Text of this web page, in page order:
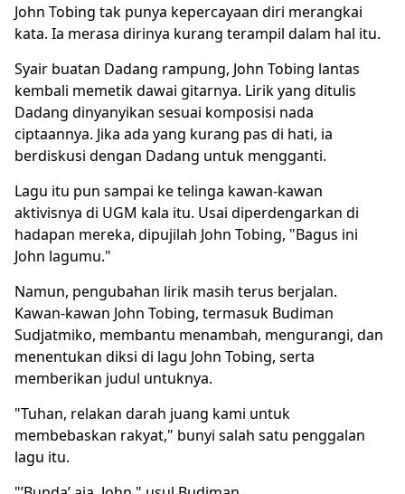
John Tobing tak punya kepercayaan diri merangkai
kata. Ia merasa dirinya kurang terampil dalam hal itu.
Syair buatan Dadang rampung, John Tobing lantas
kembali memetik dawai gitarnya. Lirik yang ditulis
Dadang dinyanyikan sesuai komposisi nada
ciptaannya. Jika ada yang kurang pas di hati, ia
berdiskusi dengan Dadang untuk mengganti.
Lagu itu pun sampai ke telinga kawan-kawan
aktivisnya di UGM kala itu. Usai diperdengarkan di
hadapan mereka, dipujilah John Tobing, "Bagus ini
John lagumu."
Namun, pengubahan lirik masih terus berjalan.
Kawan-kawan John Tobing, termasuk Budiman
Sudjatmiko, membantu menambah, mengurangi, dan
menentukan diksi di lagu John Tobing, serta
memberikan judul untuknya.
"Tuhan, relakan darah juang kami untuk
membebaskan rakyat," bunyi salah satu penggalan
lagu itu.